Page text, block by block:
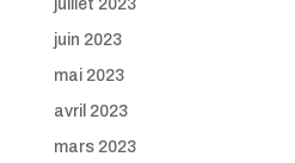
juillet 2023
juin 2023
mai 2023
avril 2023
mars 2023